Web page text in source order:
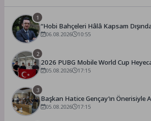
1
“Hobi Bahçeleri Hâlâ Kapsam
06.08.2026 10:55
2
2026 PUBG Mobile World Cup
Başlıyor
05.08.2026 17:15
3
Başkan Hatice Gençay’ın Önerisiyle
Salonu Yıl Sonuna Kadar Ücretsiz
05.08.2026 17:15